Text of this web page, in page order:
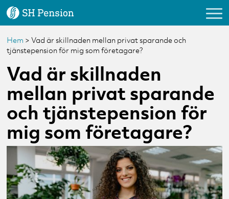
Vårt erbjudande
Kundservice
Om oss
Nyheter & Tips
Förmedlare
Logga in
Hem >Vad är skillnaden mellan privat sparande och
tjänstepension för mig som företagare?
Vad är skillnaden
mellan privat sparande
och tjänstepension för
mig som företagare?